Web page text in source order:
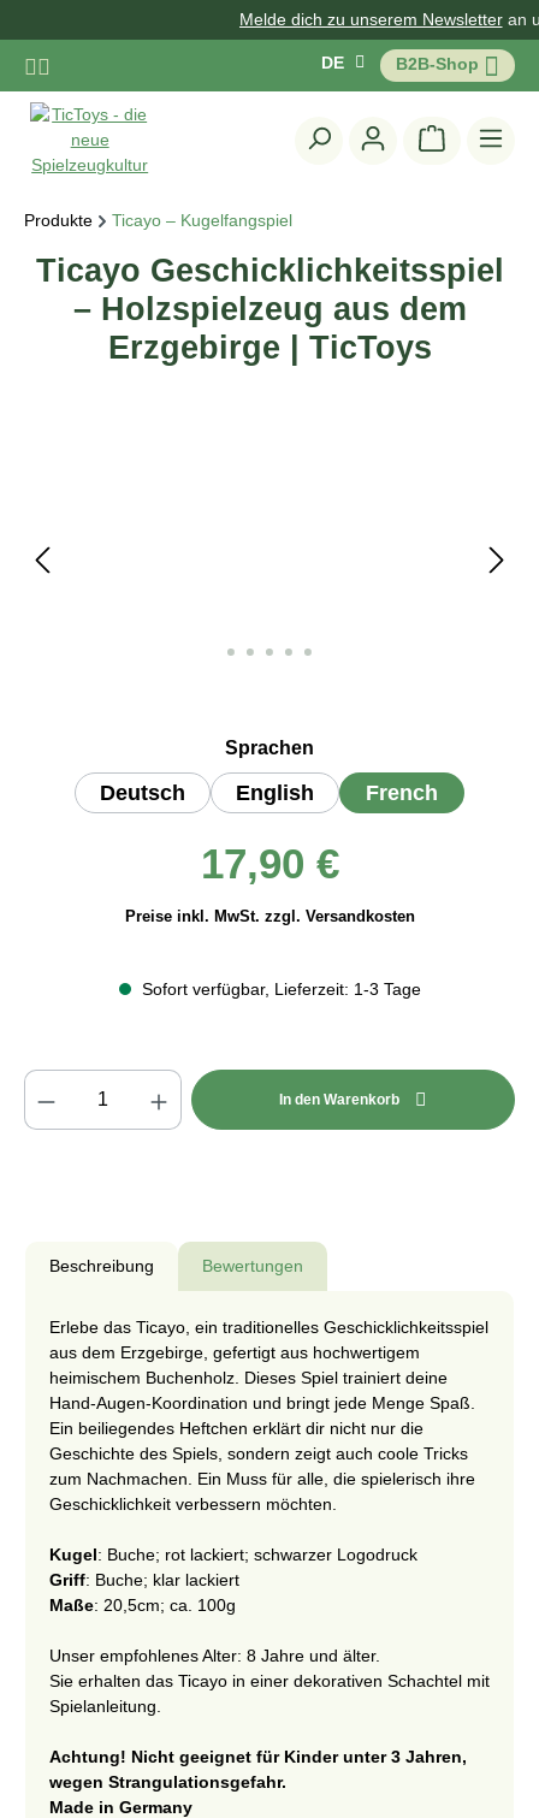
Melde dich zu unserem Newsletteran
DE B2B-Shop
Produkte Ticayo – Kugelfangspiel
Ticayo Geschicklichkeitsspiel
– Holzspielzeug aus dem
Erzgebirge | TicToys
17,90 €
Preise inkl. MwSt. zzgl. Versandkosten
Sofort verfügbar, Lieferzeit: 1-3 Tage
Sprachen
Deutsch English French
Produkt Anzahl: Gib den gewünschten
In den Warenkorb
Beschreibung Bewertungen
Erlebe das Ticayo, ein traditionelles Geschicklichkeitsspiel
aus dem Erzgebirge, gefertigt aus hochwertigem
heimischem Buchenholz. Dieses Spiel trainiert deine
Hand-Augen-Koordination und bringt jede Menge Spaß.
Ein beiliegendes Heftchen erklärt dir nicht nur die
Geschichte des Spiels, sondern zeigt auch coole Tricks
zum Nachmachen. Ein Muss für alle, die spielerisch ihre
Geschicklichkeit verbessern möchten.
Kugel: Buche; rot lackiert; schwarzer Logodruck
Griff: Buche; klar lackiert
Maße: 20,5cm; ca. 100g
Unser empfohlenes Alter: 8 Jahre und älter.
Sie erhalten das Ticayo in einer dekorativen Schachtel mit
Spielanleitung.
Achtung! Nicht geeignet für Kinder unter 3 Jahren,
wegen Strangulationsgefahr.
Made in Germany